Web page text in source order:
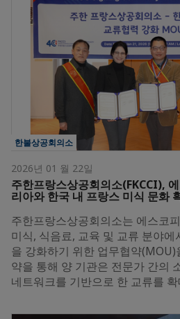
한불상공회의소
2026년 01 월 22일
주한프랑스상공회의소(FKCCI),
리아와 한국 내 프랑스 미식 문화
주한프랑스상공회의소는 에스코
미식, 식음료, 교육 및 교류 분야
을 강화하기 위한 업무협약(MOU)
약을 통해 양 기관은 전문가 간의
네트워크를 기반으로 한 교류를